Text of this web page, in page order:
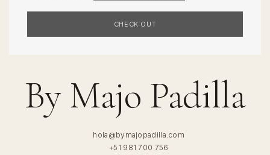
CHECK OUT
By Majo Padilla
hola@bymajopadilla.com
+51 981 700 756